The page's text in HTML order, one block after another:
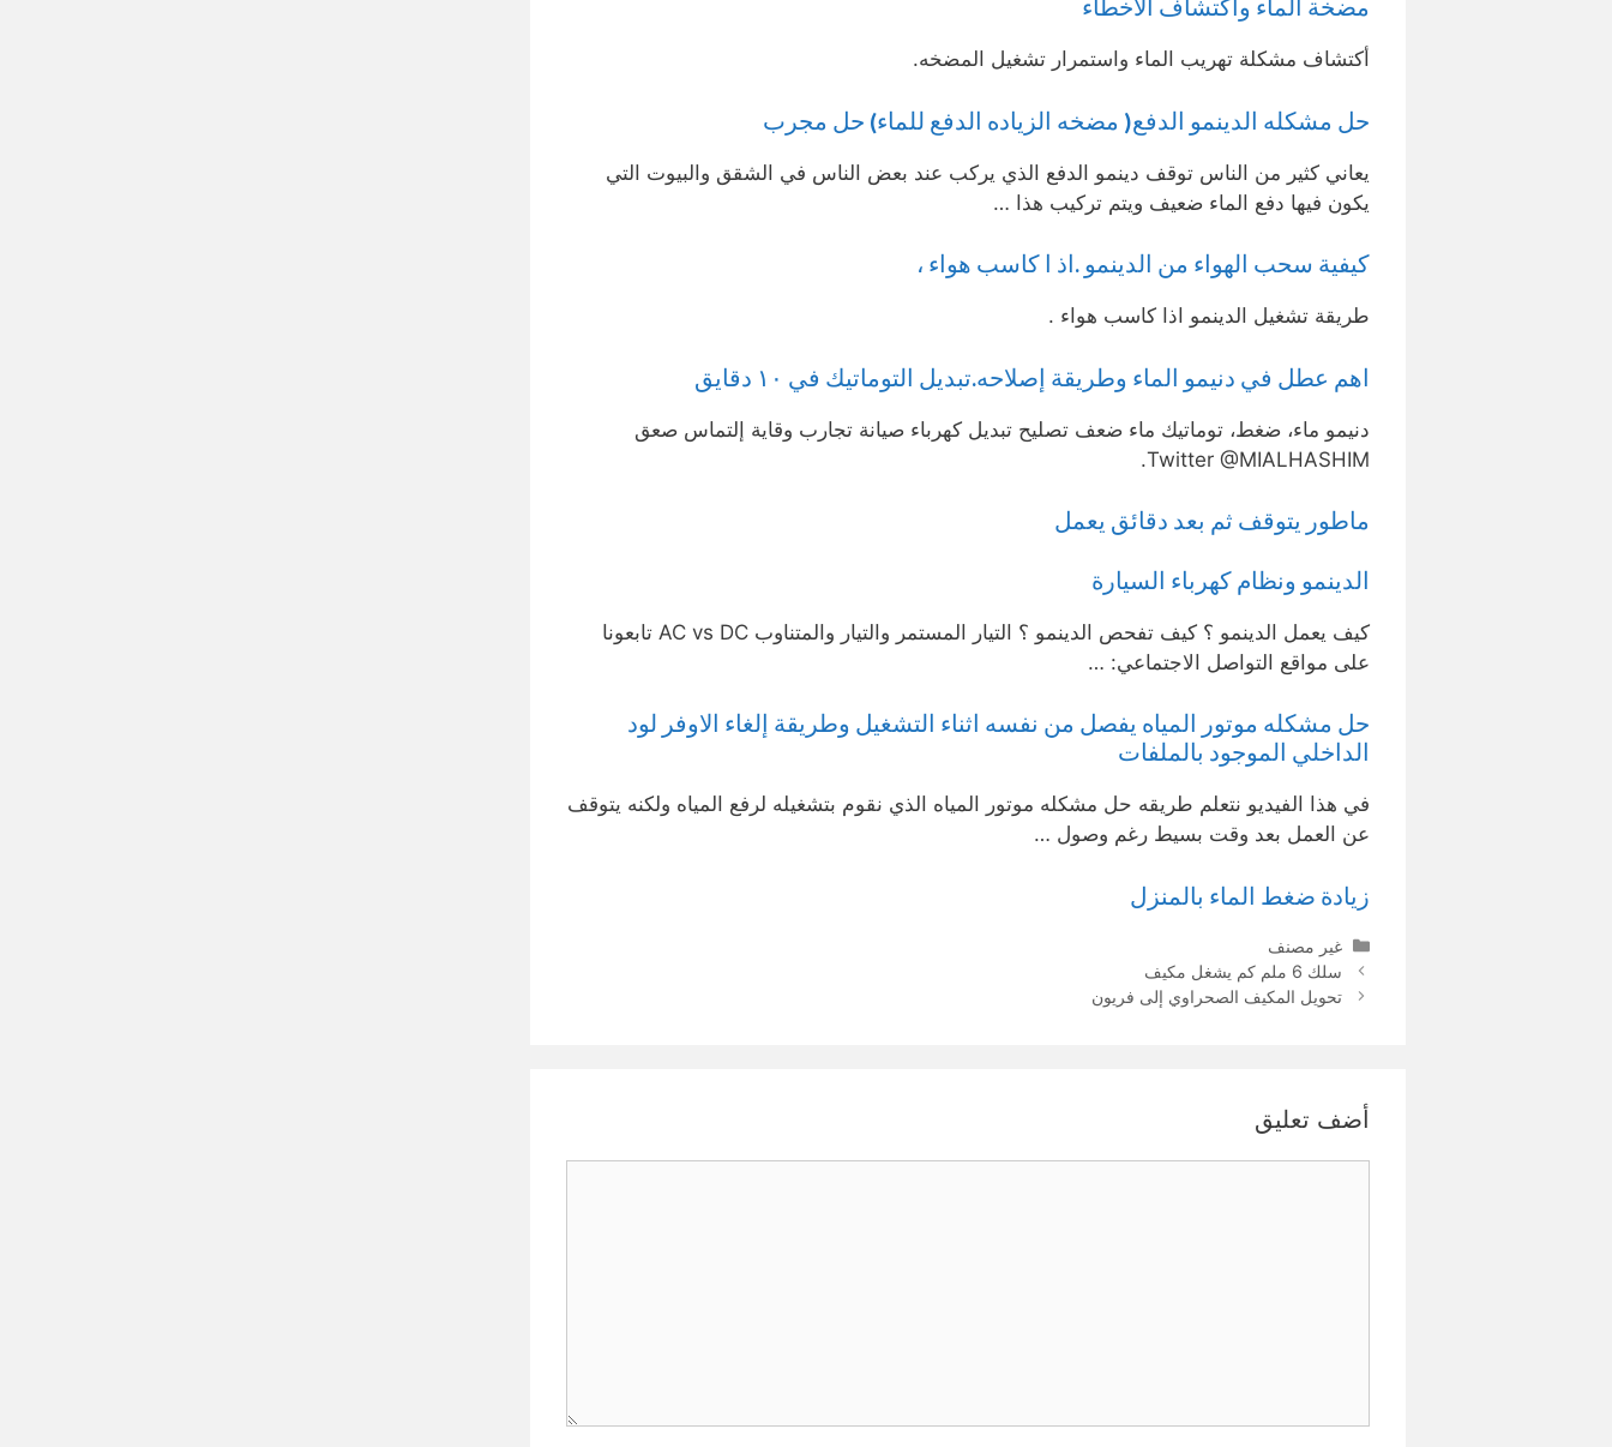
أكتشاف مشكلة تهريب الماء واستمرار تشغيل المضخه.
حل مشكله الدينمو الدفع( مضخه الزياده الدفع للماء) حل مجرب
يعاني كثير من الناس توقف دينمو الدفع الذي يركب عند بعض الناس في الشقق والبيوت التي
يكون فيها دفع الماء ضعيف ويتم تركيب هذا …
كيفية سحب الهواء من الدينمو .اذ ا كاسب هواء ،
طريقة تشغيل الدينمو اذا كاسب هواء .
اهم عطل في دنيمو الماء وطريقة إصلاحه.تبديل التوماتيك في ١٠ دقايق
دنيمو ماء، ضغط، توماتيك ماء ضعف تصليح تبديل كهرباء صيانة تجارب وقاية إلتماس صعق
Twitter @MIALHASHIM.
ماطور يتوقف ثم بعد دقائق يعمل
الدينمو ونظام كهرباء السيارة
كيف يعمل الدينمو ؟ كيف تفحص الدينمو ؟ التيار المستمر والتيار والمتناوب AC vs DC تابعونا
على مواقع التواصل الاجتماعي: …
حل مشكله موتور المياه يفصل من نفسه اثناء التشغيل وطريقة إلغاء الاوفر لود
الداخلي الموجود بالملفات
في هذا الفيديو نتعلم طريقه حل مشكله موتور المياه الذي نقوم بتشغيله لرفع المياه ولكنه يتوقف
عن العمل بعد وقت بسيط رغم وصول …
زيادة ضغط الماء بالمنزل
التصنيفات
غير مصنف
سلك 6 ملم كم يشغل مكيف
تحويل المكيف الصحراوي إلى فريون
أضف تعليق